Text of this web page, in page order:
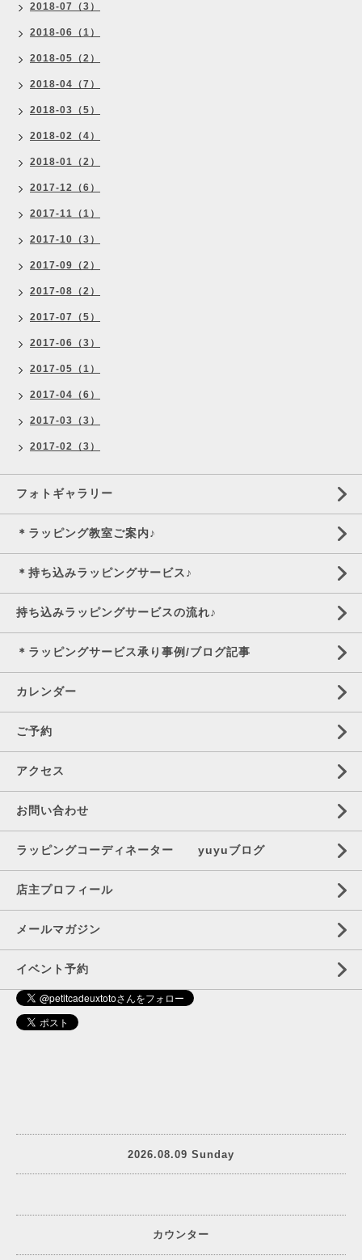
2018-07（3）
2018-06（1）
2018-05（2）
2018-04（7）
2018-03（5）
2018-02（4）
2018-01（2）
2017-12（6）
2017-11（1）
2017-10（3）
2017-09（2）
2017-08（2）
2017-07（5）
2017-06（3）
2017-05（1）
2017-04（6）
2017-03（3）
2017-02（3）
フォトギャラリー
＊ラッピング教室ご案内♪
＊持ち込みラッピングサービス♪
持ち込みラッピングサービスの流れ♪
＊ラッピングサービス承り事例/ブログ記事
カレンダー
ご予約
アクセス
お問い合わせ
ラッピングコーディネーター yuyuブログ
店主プロフィール
メールマガジン
イベント予約
2026.08.09 Sunday
カウンター